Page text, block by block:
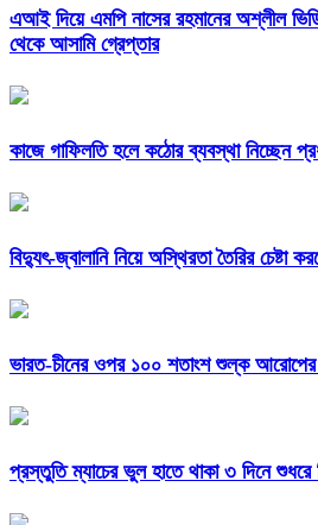
এআই দিয়ে এমপি নাসের রহমানের অশ্লীল
থেকে আসামি গ্রেপ্তার
কাজে গাফিলতি হলে কঠোর ব্যবস্থা নিচ্ছেন
বিদ্যুৎ-জ্বালানি নিয়ে অস্থিরতা তৈরির চেষ্টা
ভারত-চীনের ওপর ১০০ শতাংশ শুল্ক আরোপের
প্রস্তুতি ম্যাচের ভুল হাতে থাকা ৩ দিনে শুধরে